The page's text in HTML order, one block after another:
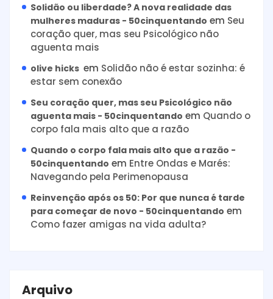
Solidão ou liberdade? A nova realidade das
mulheres maduras - 50cinquentando em Seu
coração quer, mas seu Psicológico não
aguenta mais
olive hicks em Solidão não é estar sozinha: é
estar sem conexão
Seu coração quer, mas seu Psicológico não
aguenta mais - 50cinquentando em Quando o
corpo fala mais alto que a razão
Quando o corpo fala mais alto que a razão -
50cinquentando em Entre Ondas e Marés:
Navegando pela Perimenopausa
Reinvenção após os 50: Por que nunca é tarde
para começar de novo - 50cinquentando em
Como fazer amigas na vida adulta?
Arquivo